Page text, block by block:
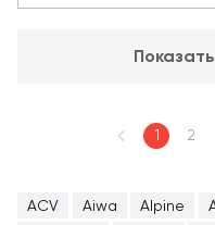
1 2
ACV Aiwa Alpine